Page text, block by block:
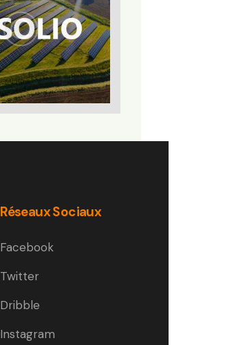
Réseaux Sociaux
Facebook
Twitter
Dribble
Instagram